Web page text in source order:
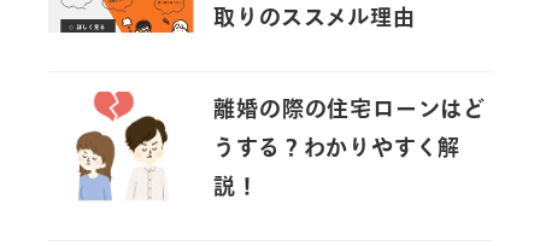
取りのススメル理由
離婚の際の住宅ローンはど
うする？わかりやすく解
説！